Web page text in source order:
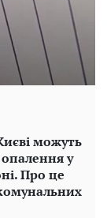
можуть
у
Про це